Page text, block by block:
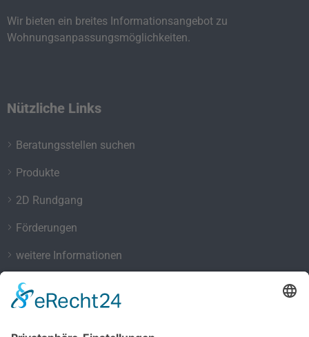
Wir bieten ein breites Informationsangebot zu
Wohnungsanpassungsmöglichkeiten.
Nützliche Links
Beratungsstellen suchen
Produkte
2D Rundgang
Förderungen
weitere Informationen